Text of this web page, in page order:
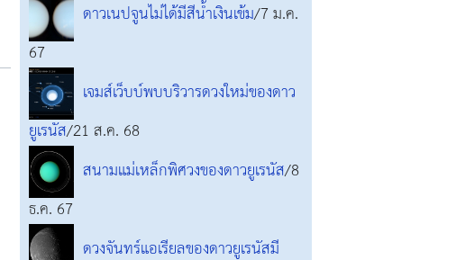
ดาวเนปจูนไม่ได้มีสีน้ำเงินเข้ม/7 ม.ค.
67
เจมส์เว็บบ์พบบริวารดวงใหม่ของดาว
ยูเรนัส/21 ส.ค. 68
สนามแม่เหล็กพิศวงของดาวยูเรนัส/8
ธ.ค. 67
ดวงจันทร์แอเรียลของดาวยูเรนัสมี